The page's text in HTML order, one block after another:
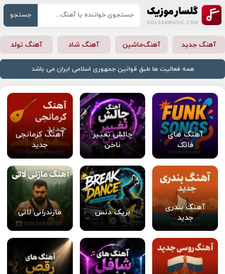
جستجو
آهنگ جدید آهنگ‌ماشین آهنگ شاد آهنگ تولد
همه فعالیت ها طبق قوانین جمهوری اسلامی ایران می باشد
آهنگ های
فانک
چالش تغییر
ناخن
آهنگ کرمانجی
جدید
آهنگ بندری
جدید
بریک دنس مازندرانی لاتی